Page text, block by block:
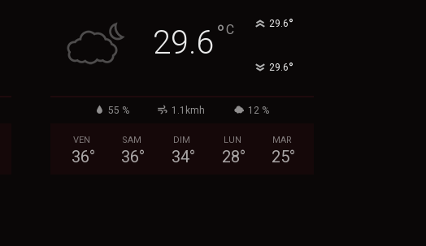
29.6°C 29.6°
29.6°
55 % 1.1kmh 12 %
VEN
36°
SAM
36°
DIM
34°
LUN
28°
MAR
25°